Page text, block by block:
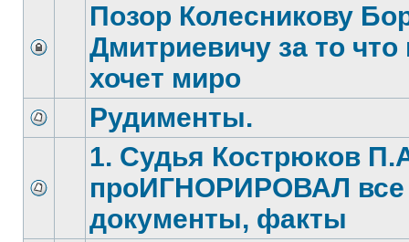
Позор Колесникову
Дмитриевичу за то что
хочет миро
Рудименты.
1. Судья Кострюков
проИГНОРИРОВАЛ все
документы, факты